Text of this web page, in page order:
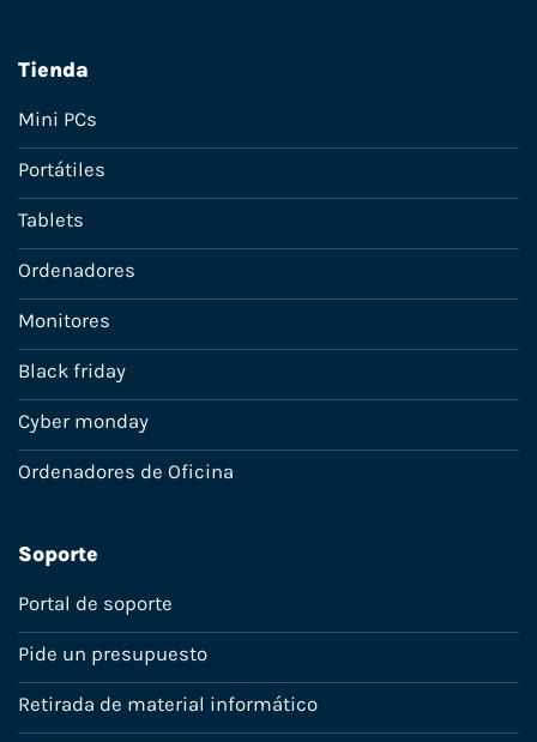
Tienda
Mini PCs
Portátiles
Tablets
Ordenadores
Monitores
Black friday
Cyber monday
Ordenadores de Oficina
Soporte
Portal de soporte
Pide un presupuesto
Retirada de material informático